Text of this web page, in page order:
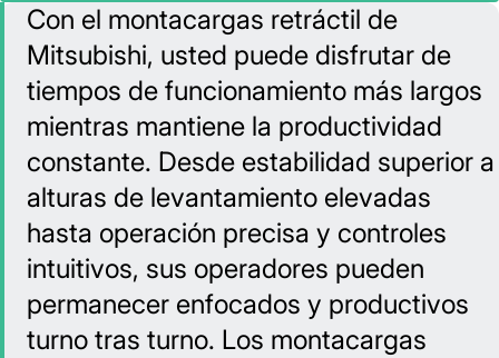
Con el montacargas retráctil de
Mitsubishi, usted puede disfrutar de
tiempos de funcionamiento más largos
mientras mantiene la productividad
constante. Desde estabilidad superior a
alturas de levantamiento elevadas
hasta operación precisa y controles
intuitivos, sus operadores pueden
permanecer enfocados y productivos
turno tras turno. Los montacargas